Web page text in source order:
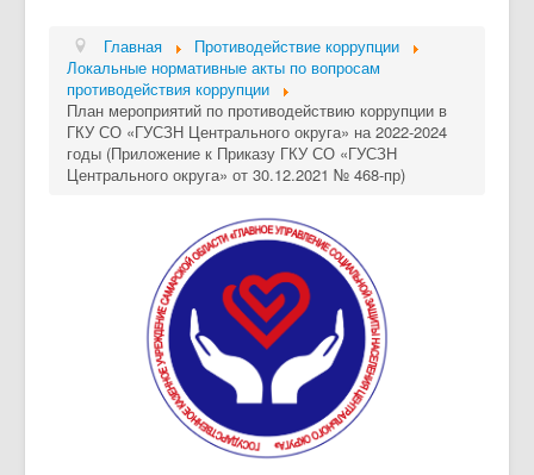
Главная
Противодействие коррупции
Локальные нормативные акты по вопросам
противодействия коррупции
План мероприятий по противодействию коррупции в
ГКУ СО «ГУСЗН Центрального округа» на 2022-2024
годы (Приложение к Приказу ГКУ СО «ГУСЗН
Центрального округа» от 30.12.2021 № 468-пр)